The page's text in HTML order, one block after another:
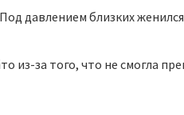
давлением близких
из-за того, что не смогла